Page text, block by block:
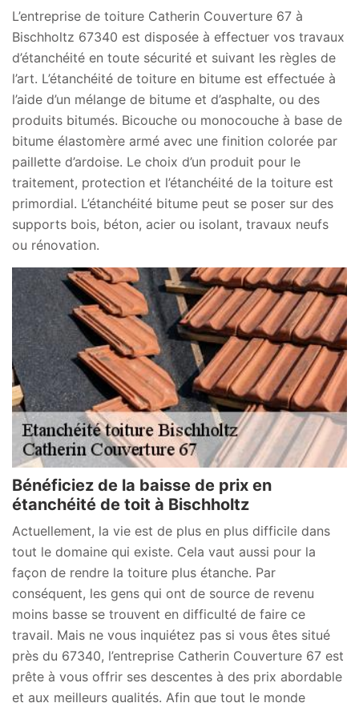
L’entreprise de toiture Catherin Couverture 67 à
Bischholtz 67340 est disposée à effectuer vos travaux
d’étanchéité en toute sécurité et suivant les règles de
l’art. L’étanchéité de toiture en bitume est effectuée à
l’aide d’un mélange de bitume et d’asphalte, ou des
produits bitumés. Bicouche ou monocouche à base de
bitume élastomère armé avec une finition colorée par
paillette d’ardoise. Le choix d’un produit pour le
traitement, protection et l’étanchéité de la toiture est
primordial. L’étanchéité bitume peut se poser sur des
supports bois, béton, acier ou isolant, travaux neufs
ou rénovation.
Bénéficiez de la baisse de prix en
étanchéité de toit à Bischholtz
Actuellement, la vie est de plus en plus difficile dans
tout le domaine qui existe. Cela vaut aussi pour la
façon de rendre la toiture plus étanche. Par
conséquent, les gens qui ont de source de revenu
moins basse se trouvent en difficulté de faire ce
travail. Mais ne vous inquiétez pas si vous êtes situé
près du 67340, l’entreprise Catherin Couverture 67 est
prête à vous offrir ses descentes à des prix abordable
et aux meilleurs qualités. Afin que tout le monde